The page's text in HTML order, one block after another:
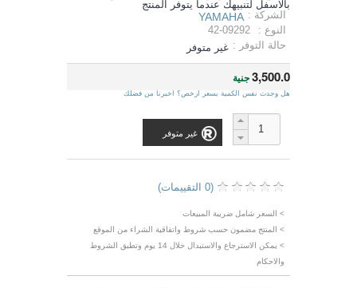
بالاسفل لتنبيهك عندما يتوفر المنتج
الشركة : YAMAHA
النوع :
42-09292
حالة التوفر : غير متوفر
3,500.0جنية
هل وجدت نفس الكمية بسعر ارخص؟ اخبرنا من فضلك
غير متوفر
(0 التقييمات)
> السعر شامل ضريبة المبيعات
> المنتج مضمون حسب شروط واتفاقية الشراء من الموقع
> يمكن الاسترجاع والاستبدال خلال 14 يوم وتطبق الشروط
والاحكام